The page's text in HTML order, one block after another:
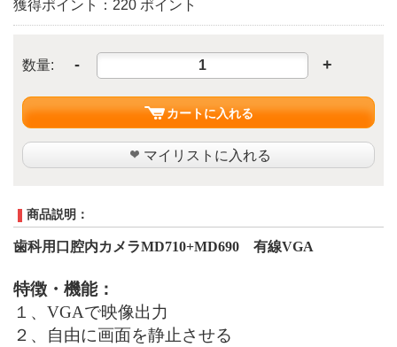
獲得ポイント：220 ポイント
数量: - +
カートに入れる
マイリストに入れる
商品説明：
歯科用口腔内カメラMD710+MD690 有線VGA
特徴・機能：
１、VGAで映像出力
２、自由に画面を静止させる